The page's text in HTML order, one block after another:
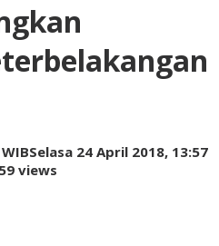
Selasa 24 April 2018, 13:57
views